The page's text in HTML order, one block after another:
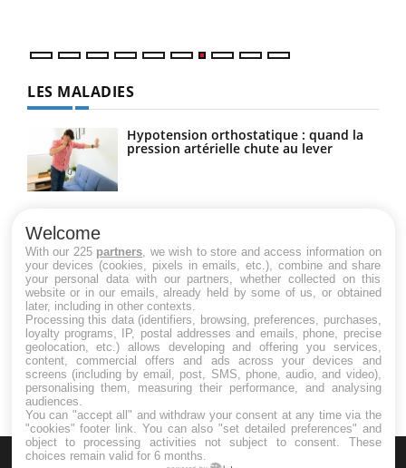
LES MALADIES
Hypotension orthostatique : quand la
pression artérielle chute au lever
Maladie de Charcot (Sclérose latérale
amyotrophique)
Welcome
With our 225 partners , we wish to store and access information on
your devices (cookies, pixels in emails, etc.), combine and share
your personal data with our partners, whether collected on this
website or in our emails, already held by some of us, or obtained
later, including in other contexts.
Processing this data (identifiers, browsing, preferences, purchases,
loyalty programs, IP, postal addresses and emails, phone, precise
geolocation, etc.) allows developing and offering you services,
content, commercial offers and ads across your devices and
screens (including by email, post, SMS, phone, audio, and video),
personalising them, measuring their performance, and analysing
audiences.
You can "accept all" and withdraw your consent at any time via the
"cookies" footer link . You can also "set detailed preferences" and
object to processing activities not subject to consent. These
choices remain valid for 6 months.